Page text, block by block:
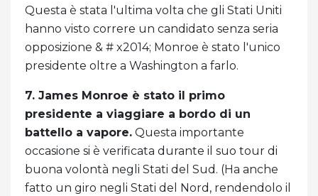
Questa è stata l'ultima volta che gli Stati Uniti
hanno visto correre un candidato senza seria
opposizione & # x2014; Monroe è stato l'unico
presidente oltre a Washington a farlo.
7. James Monroe è stato il primo
presidente a viaggiare a bordo di un
battello a vapore. Questa importante
occasione si è verificata durante il suo tour di
buona volontà negli Stati del Sud. (Ha anche
fatto un giro negli Stati del Nord, rendendolo il